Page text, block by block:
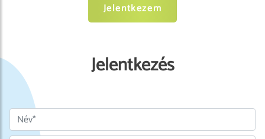
Jelentkezem
Jelentkezés